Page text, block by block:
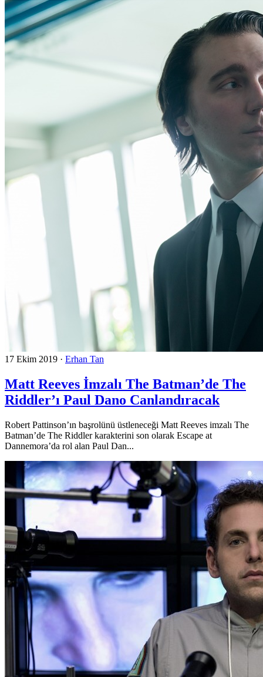
17 Ekim 2019 · Erhan Tan
Matt Reeves İmzalı The Batman’de The
Riddler’ı Paul Dano Canlandıracak
Robert Pattinson’ın başrolünü üstleneceği Matt Reeves imzalı The
Batman’de The Riddler karakterini son olarak Escape at
Dannemora’da rol alan Paul Dan...